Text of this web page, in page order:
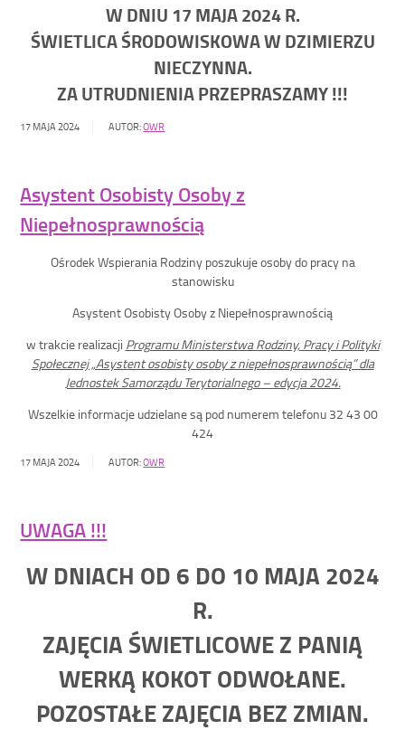
W DNIU 17 MAJA 2024 R.
ŚWIETLICA ŚRODOWISKOWA W DZIMIERZU
NIECZYNNA.
ZA UTRUDNIENIA PRZEPRASZAMY !!!
17 MAJA 2024 AUTOR:OWR
Asystent Osobisty Osoby z
Niepełnosprawnością
Ośrodek Wspierania Rodziny poszukuje osoby do pracy na
stanowisku
Asystent Osobisty Osoby z Niepełnosprawnością
w trakcie realizacji Programu Ministerstwa Rodziny, Pracy i Polityki
Społecznej „Asystent osobisty osoby z niepełnosprawnością” dla
Jednostek Samorządu Terytorialnego – edycja 2024.
Wszelkie informacje udzielane są pod numerem telefonu 32 43 00
424
17 MAJA 2024 AUTOR:OWR
UWAGA !!!
W DNIACH OD 6 DO 10 MAJA 2024
R.
ZAJĘCIA ŚWIETLICOWE Z PANIĄ
WERKĄ KOKOT ODWOŁANE.
POZOSTAŁE ZAJĘCIA BEZ ZMIAN.